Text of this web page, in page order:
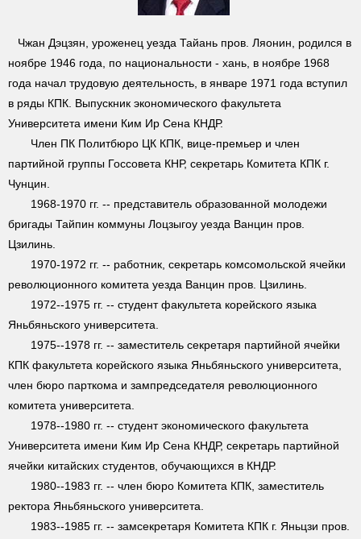
Чжан Дэцзян, уроженец уезда Тайань пров. Ляонин, родился в
ноябре 1946 года, по национальности - хань, в ноябре 1968
года начал трудовую деятельность, в январе 1971 года вступил
в ряды КПК. Выпускник экономического факультета
Университета имени Ким Ир Сена КНДР.
Член ПК Политбюро ЦК КПК, вице-премьер и член
партийной группы Госсовета КНР, секретарь Комитета КПК г.
Чунцин.
1968-1970 гг. -- представитель образованной молодежи
бригады Тайпин коммуны Лоцзыгоу уезда Ванцин пров.
Цзилинь.
1970-1972 гг. -- работник, секретарь комсомольской ячейки
революционного комитета уезда Ванцин пров. Цзилинь.
1972--1975 гг. -- студент факультета корейского языка
Яньбяньского университета.
1975--1978 гг. -- заместитель секретаря партийной ячейки
КПК факультета корейского языка Яньбяньского университета,
член бюро парткома и зампредседателя революционного
комитета университета.
1978--1980 гг. -- студент экономического факультета
Университета имени Ким Ир Сена КНДР, секретарь партийной
ячейки китайских студентов, обучающихся в КНДР.
1980--1983 гг. -- член бюро Комитета КПК, заместитель
ректора Яньбяньского университета.
1983--1985 гг. -- замсекретаря Комитета КПК г. Яньцзи пров.